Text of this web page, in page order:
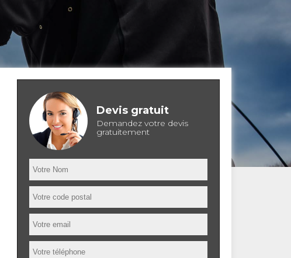
Devis gratuit
Demandez votre devis
gratuitement